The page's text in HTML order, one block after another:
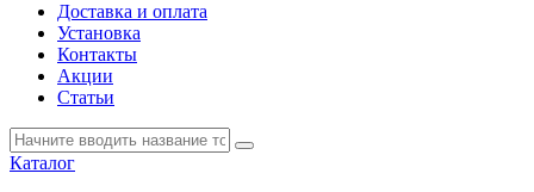
Доставка и оплата
Установка
Контакты
Акции
Статьи
Каталог